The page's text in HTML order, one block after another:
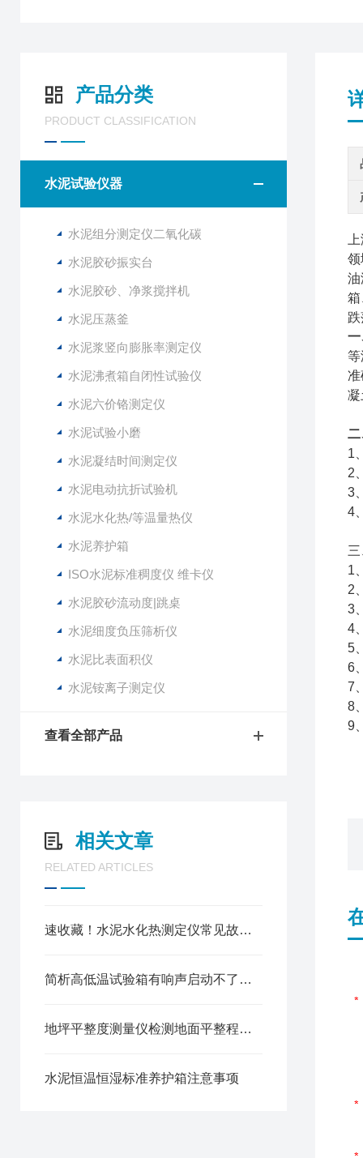
产品分类
PRODUCT CLASSIFICATION
水泥试验仪器
水泥组分测定仪二氧化碳
水泥胶砂振实台
水泥胶砂、净浆搅拌机
水泥压蒸釜
水泥浆竖向膨胀率测定仪
水泥沸煮箱自闭性试验仪
水泥六价铬测定仪
水泥试验小磨
水泥凝结时间测定仪
水泥电动抗折试验机
水泥水化热/等温量热仪
水泥养护箱
ISO水泥标准稠度仪 维卡仪
水泥胶砂流动度|跳桌
水泥细度负压筛析仪
水泥比表面积仪
水泥铵离子测定仪
查看全部产品
相关文章
RELATED ARTICLES
速收藏！水泥水化热测定仪常见故障的解决方法分享
简析高低温试验箱有响声启动不了的原因
地坪平整度测量仪检测地面平整程度方法
水泥恒温恒湿标准养护箱注意事项
领
油
箱
一
等
准
凝
二
1
2
3
4
1
2
3
4
5
6
7
8
9